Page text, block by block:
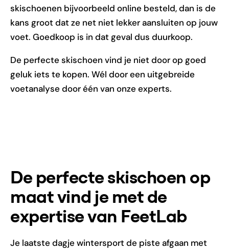
skischoenen bijvoorbeeld online besteld, dan is de
kans groot dat ze net niet lekker aansluiten op jouw
voet. Goedkoop is in dat geval dus duurkoop.
De perfecte skischoen vind je niet door op goed
geluk iets te kopen. Wél door een uitgebreide
voetanalyse door één van onze experts.
De perfecte skischoen op
maat vind je met de
expertise van FeetLab
Je laatste dagje wintersport de piste afgaan met